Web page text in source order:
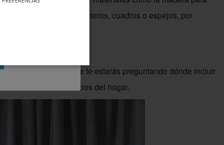
cojines, fundas, maceteros, cuadros o espejos, por
Seguro que te estarás preguntando dónde incluir
en numerosos espacios del hogar.